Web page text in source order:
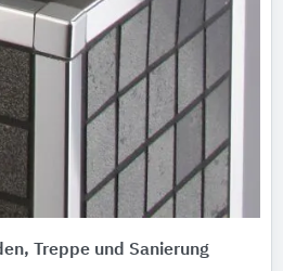
Treppe und Sanierung